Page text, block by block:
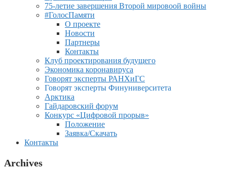
75-летие завершения Второй мировоой войны
#ГолосПамяти
О проекте
Новости
Партнеры
Контакты
Клуб проектирования будущего
Экономика коронавируса
Говорят эксперты РАНХиГС
Говорят эксперты Финуниверситета
Арктика
Гайдаровский форум
Конкурс «Цифровой прорыв»
Положение
Заявка/Скачать
Контакты
Archives